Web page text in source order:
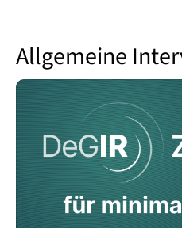
Allgemeine